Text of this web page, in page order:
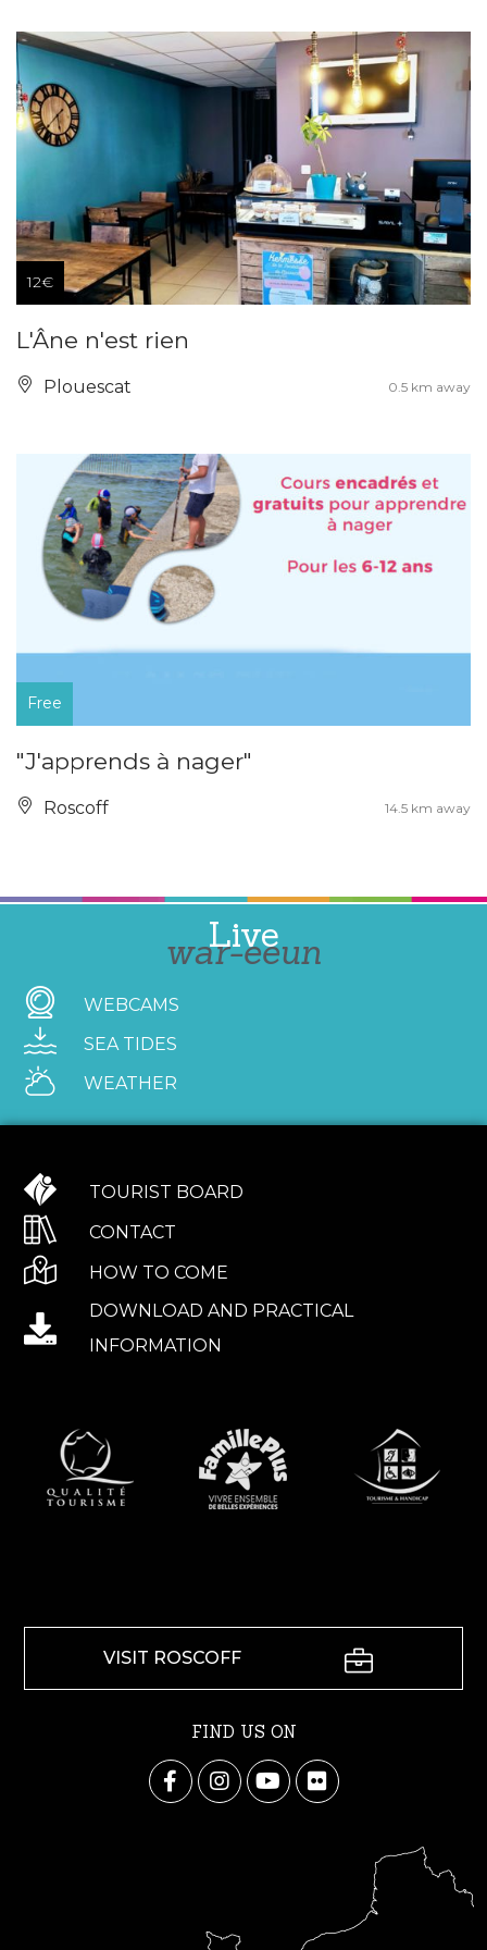
12€
L'Âne n'est rien
Plouescat 0.5 km away
Free
"J'apprends à nager"
Roscoff 14.5 km away
Live
war-eeun
WEBCAMS
SEA TIDES
WEATHER
TOURIST BOARD
CONTACT
HOW TO COME
DOWNLOAD AND PRACTICAL
INFORMATION
VISIT ROSCOFF
FIND US ON